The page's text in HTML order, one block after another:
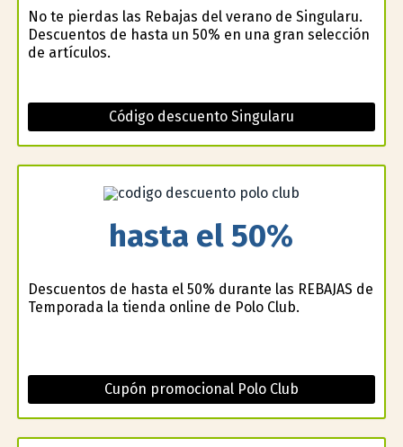
No te pierdas las Rebajas del verano de Singularu.
Descuentos de hasta un 50% en una gran selección
de artículos.
Código descuento Singularu
hasta el 50%
Descuentos de hasta el 50% durante las REBAJAS de
Temporada la tienda online de Polo Club.
Cupón promocional Polo Club